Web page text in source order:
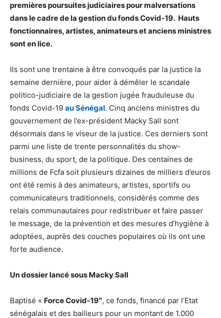
premières poursuites judiciaires pour malversations
dans le cadre de la gestion du fonds Covid-19. Hauts
fonctionnaires, artistes, animateurs et anciens ministres
sont en lice.
Ils sont une trentaine à être convoqués par la justice la
semaine dernière, pour aider à démêler le scandale
politico-judiciaire de la gestion jugée frauduleuse du
fonds Covid-19 au Sénégal. Cinq anciens ministres du
gouvernement de l’ex-président Macky Sall sont
désormais dans le viseur de la justice. Ces derniers sont
parmi une liste de trente personnalités du show-
business, du sport, de la politique. Des centaines de
millions de Fcfa soit plusieurs dizaines de milliers d’euros
ont été remis à des animateurs, artistes, sportifs ou
communicateurs traditionnels, considérés comme des
relais communautaires pour redistribuer et faire passer
le message, de la prévention et des mesures d’hygiène à
adoptées, auprès des couches populaires où ils ont une
forte audience.
Un dossier lancé sous Macky Sall
Baptisé « Force Covid-19″, ce fonds, financé par l’Etat
sénégalais et des bailleurs pour un montant de 1.000